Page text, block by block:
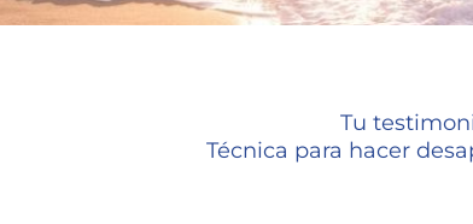
Tu
Técnica para hacer